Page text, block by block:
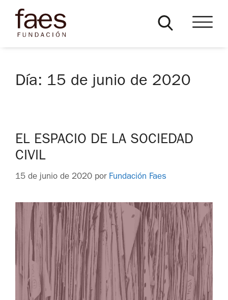
Día: 15 de junio de 2020
EL ESPACIO DE LA SOCIEDAD
CIVIL
15 de junio de 2020 por Fundación Faes